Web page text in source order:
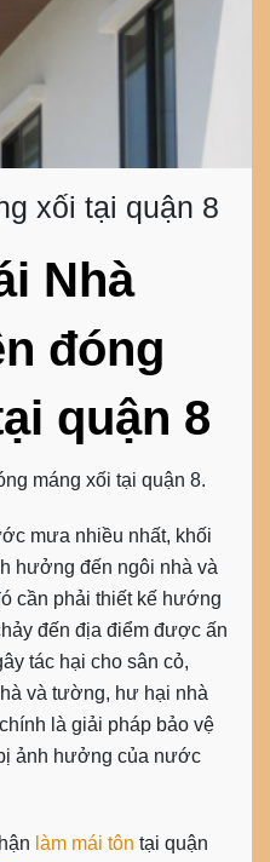
xối tại quận 8
Nhà
đóng
quận 8
máng xối tại quận 8.
mưa nhiều nhất, khối
hưởng đến ngôi nhà và
cần phải thiết kế hướng
đến địa điểm được ấn
tác hại cho sân cỏ,
và tường, hư hại nhà
là giải pháp bảo vệ
ảnh hưởng của nước
làm mái tôn tại quận